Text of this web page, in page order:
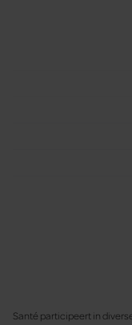
Santé participeert in